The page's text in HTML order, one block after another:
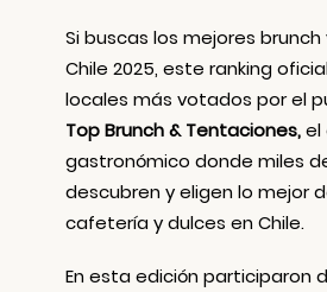
Si buscas los mejores
Chile 2025, este ranking
locales más votados por el
Top Brunch & Tentaciones,el
gastronómico donde miles
descubren y eligen lo mejor
cafetería y dulces en Chile.
En esta edición participaron